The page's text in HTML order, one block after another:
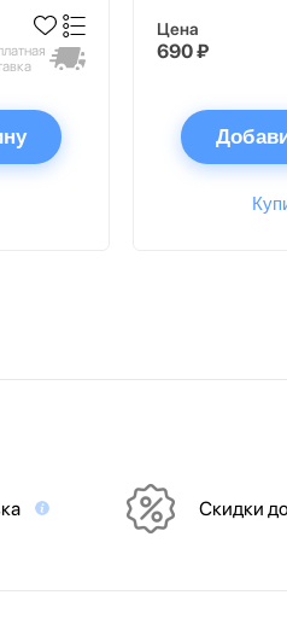
Цена
690 ₽
Скидки